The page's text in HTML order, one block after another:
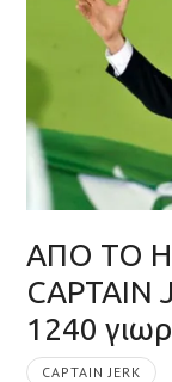
ΑΠΟ ΤΟ
CAPTAIN
1240
CAPTAIN JERK